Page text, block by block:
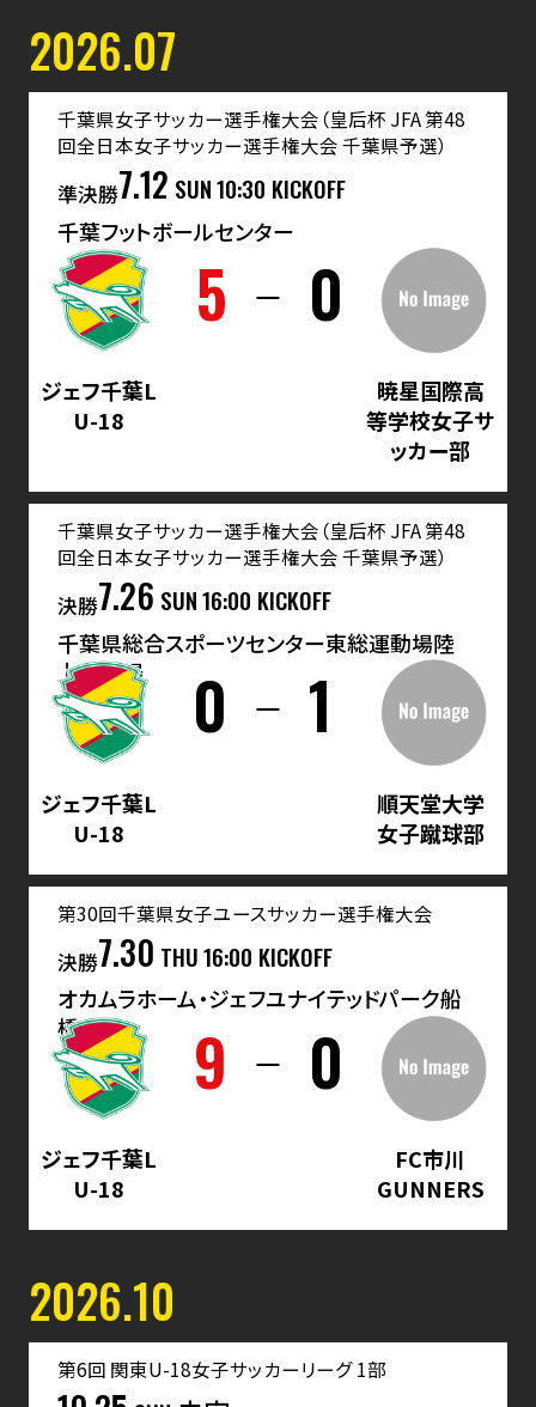
2026.07
千葉県女子サッカー選手権大会（皇后杯 JFA 第48
回全日本女子サッカー選手権大会 千葉県予選）
準決勝7.12 SUN10:30 KICKOFF
千葉フットボールセンター
ジェフ千葉L
U-18
5 0
暁星国際高
等学校女子サ
ッカー部
千葉県女子サッカー選手権大会（皇后杯 JFA 第48
回全日本女子サッカー選手権大会 千葉県予選）
決勝7.26 SUN16:00 KICKOFF
千葉県総合スポーツセンター東総運動場陸
上競技場
ジェフ千葉L
U-18
0 1
順天堂大学
女子蹴球部
第30回千葉県女子ユースサッカー選手権大会
決勝7.30 THU16:00 KICKOFF
オカムラホーム・ジェフユナイテッドパーク船
橋
ジェフ千葉L
U-18
9 0
FC市川
GUNNERS
2026.10
第6回 関東U-18女子サッカーリーグ 1部